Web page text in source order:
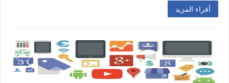
أقراء المزيد